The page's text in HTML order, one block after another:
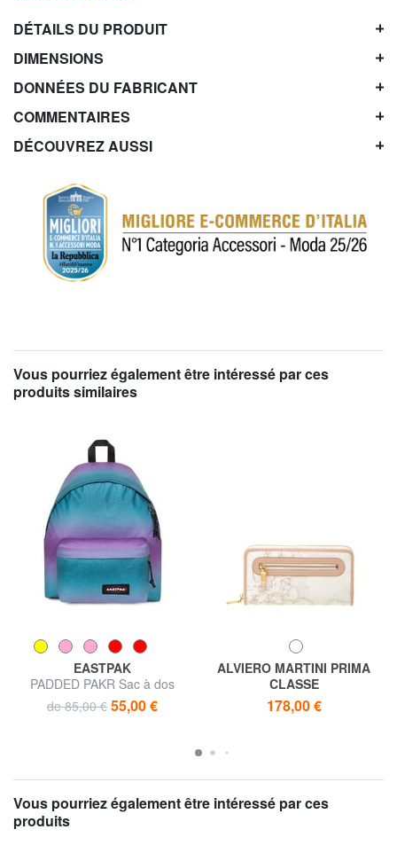
DÉTAILS DU PRODUIT
DIMENSIONS
DONNÉES DU FABRICANT
COMMENTAIRES
DÉCOUVREZ AUSSI
Vous pourriez également être intéressé par ces
produits similaires
EASTPAK
PADDED PAKR Sac à dos
de 85,00 € 55,00 €
ALVIERO MARTINI PRIMA
CLASSE
GEO CLASSIC Portefeuille
178,00 €
Vous pourriez également être intéressé par ces
produits